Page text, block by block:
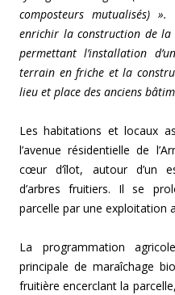
composteurs mutualisés) ».
enrichir la construction de la
permettant l’installation
terrain en friche et la
lieu et place des anciens
Les habitations et locaux
l’avenue résidentielle de
cœur d’îlot, autour d’un
d’arbres fruitiers. Il se
parcelle par une exploitation
La programmation
principale de maraîchage
fruitière encerclant la